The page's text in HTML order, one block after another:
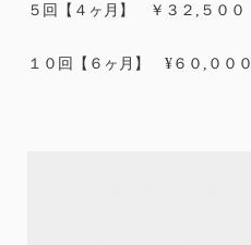
５回【４ヶ月】 ￥３２,５００
１０回【６ヶ月】 ¥６０,０００